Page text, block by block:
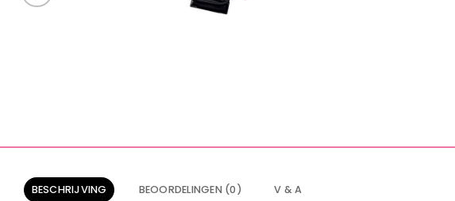
BESCHRIJVING BEOORDELINGEN (0) V & A